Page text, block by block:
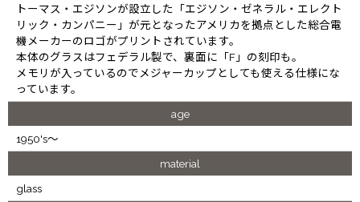
トーマス・エジソンが設立した「エジソン・ゼネラル・エレクト
リック・カンパニー」が元となったアメリカを拠点とした総合電
機メーカーのロゴがプリントされています。
本体のグラスはフェデラル製で、裏面に「F」の刻印も。
メモリが入っているのでメジャーカップとしても使える仕様にな
っています。
age
1950's～
material
glass